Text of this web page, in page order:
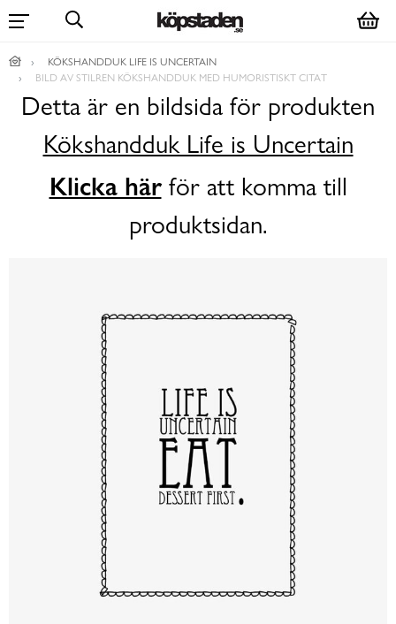
KÖKSHANDDUK LIFE IS UNCERTAIN
BILD AV STILREN KÖKSHANDDUK MED HUMORISTISKT CITAT
Detta är en bildsida för produkten
Kökshandduk Life is Uncertain
Klicka härför att komma till
produktsidan.